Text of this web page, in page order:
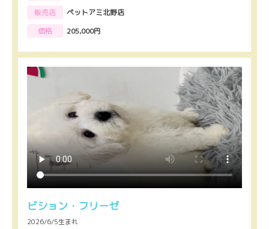
販売店
ペットアミ北野店
価格
205,000円
ビション・フリーゼ
2026/6/5生まれ